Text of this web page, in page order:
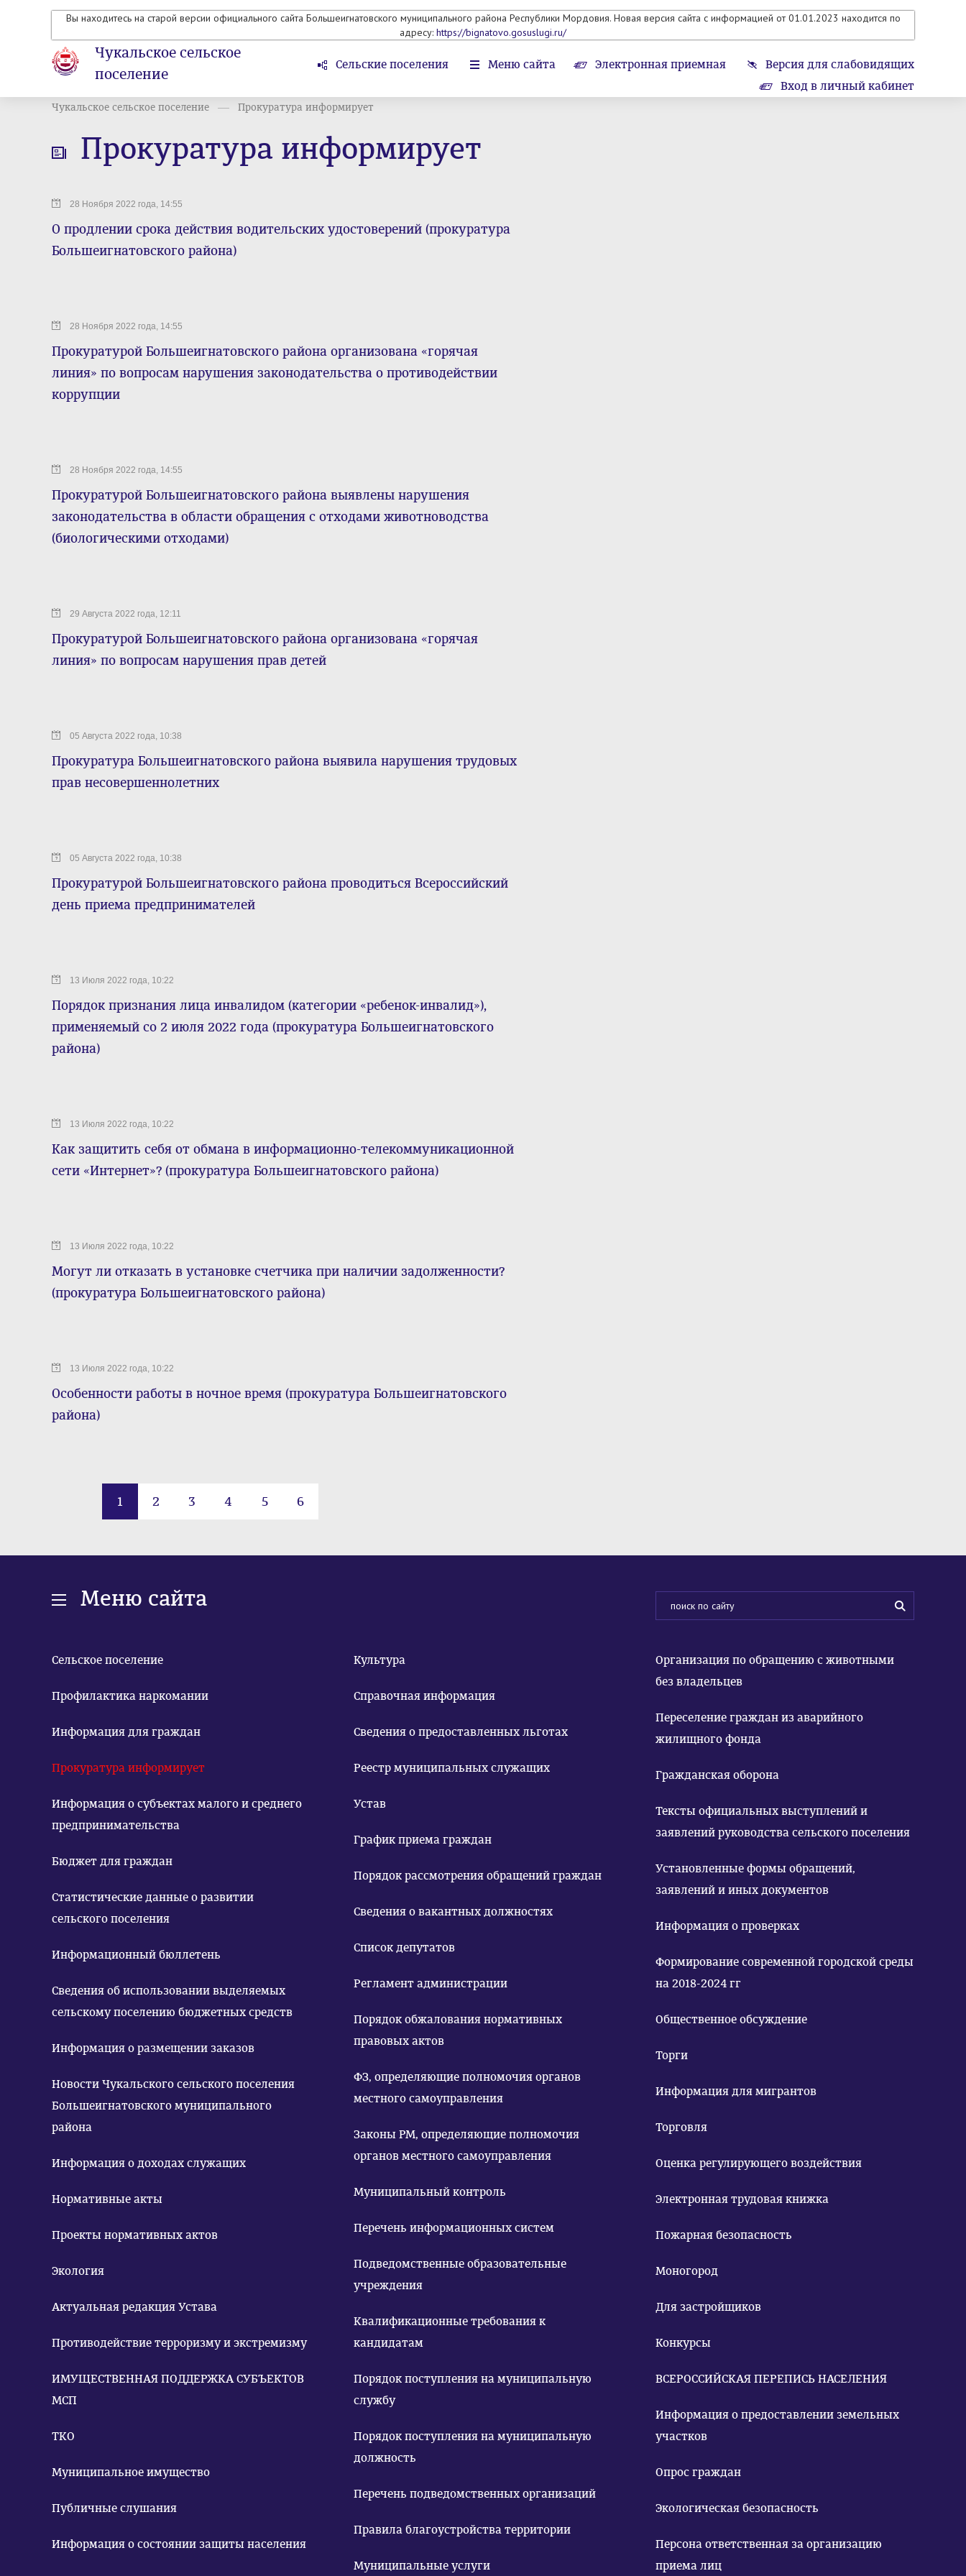
Вы находитесь на старой версии официального сайта Большеигнатовского муниципального района Республики Мордовия. Новая версия сайта с информацией от 01.01.2023 находится по
адресу: https://bignatovo.gosuslugi.ru/
Чукальское сельское
поселение
Сельские поселения Меню сайта Электронная приемная
Версия для слабовидящих
Вход в личный кабинет
Чукальское сельское поселение Прокуратура информирует
Прокуратура информирует
28 Ноября 2022 года, 14:55
О продлении срока действия водительских удостоверений (прокуратура
Большеигнатовского района)
28 Ноября 2022 года, 14:55
Прокуратурой Большеигнатовского района организована «горячая
линия» по вопросам нарушения законодательства о противодействии
коррупции
28 Ноября 2022 года, 14:55
Прокуратурой Большеигнатовского района выявлены нарушения
законодательства в области обращения с отходами животноводства
(биологическими отходами)
29 Августа 2022 года, 12:11
Прокуратурой Большеигнатовского района организована «горячая
линия» по вопросам нарушения прав детей
05 Августа 2022 года, 10:38
Прокуратура Большеигнатовского района выявила нарушения трудовых
прав несовершеннолетних
05 Августа 2022 года, 10:38
Прокуратурой Большеигнатовского района проводиться Всероссийский
день приема предпринимателей
13 Июля 2022 года, 10:22
Порядок признания лица инвалидом (категории «ребенок-инвалид»),
применяемый со 2 июля 2022 года (прокуратура Большеигнатовского
района)
13 Июля 2022 года, 10:22
Как защитить себя от обмана в информационно-телекоммуникационной
сети «Интернет»? (прокуратура Большеигнатовского района)
13 Июля 2022 года, 10:22
Могут ли отказать в установке счетчика при наличии задолженности?
(прокуратура Большеигнатовского района)
13 Июля 2022 года, 10:22
Особенности работы в ночное время (прокуратура Большеигнатовского
района)
1 2 3 4 5 6
Меню сайта
Сельское поселение
Профилактика наркомании
Информация для граждан
Прокуратура информирует
Информация о субъектах малого и среднего
предпринимательства
Бюджет для граждан
Статистические данные о развитии
сельского поселения
Информационный бюллетень
Сведения об использовании выделяемых
сельскому поселению бюджетных средств
Информация о размещении заказов
Новости Чукальского сельского поселения
Большеигнатовского муниципального
района
Информация о доходах служащих
Нормативные акты
Проекты нормативных актов
Экология
Актуальная редакция Устава
Противодействие терроризму и экстремизму
ИМУЩЕСТВЕННАЯ ПОДДЕРЖКА СУБЪЕКТОВ
МСП
ТКО
Муниципальное имущество
Публичные слушания
Информация о состоянии защиты населения
Культура
Справочная информация
Сведения о предоставленных льготах
Реестр муниципальных служащих
Устав
График приема граждан
Порядок рассмотрения обращений граждан
Сведения о вакантных должностях
Список депутатов
Регламент администрации
Порядок обжалования нормативных
правовых актов
ФЗ, определяющие полномочия органов
местного самоуправления
Законы РМ, определяющие полномочия
органов местного самоуправления
Муниципальный контроль
Перечень информационных систем
Подведомственные образовательные
учреждения
Квалификационные требования к
кандидатам
Порядок поступления на муниципальную
службу
Порядок поступления на муниципальную
должность
Перечень подведомственных организаций
Правила благоустройства территории
Муниципальные услуги
Организация по обращению с животными
без владельцев
Переселение граждан из аварийного
жилищного фонда
Гражданская оборона
Тексты официальных выступлений и
заявлений руководства сельского поселения
Установленные формы обращений,
заявлений и иных документов
Информация о проверках
Формирование современной городской среды
на 2018-2024 гг
Общественное обсуждение
Торги
Информация для мигрантов
Торговля
Оценка регулирующего воздействия
Электронная трудовая книжка
Пожарная безопасность
Моногород
Для застройщиков
Конкурсы
ВСЕРОССИЙСКАЯ ПЕРЕПИСЬ НАСЕЛЕНИЯ
Информация о предоставлении земельных
участков
Опрос граждан
Экологическая безопасность
Персона ответственная за организацию
приема лиц